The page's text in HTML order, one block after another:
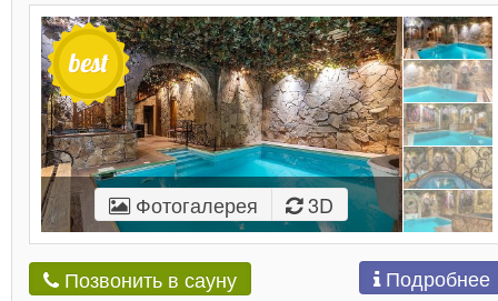
Фотогалерея 3D
Позвонить в сауну Подробнее